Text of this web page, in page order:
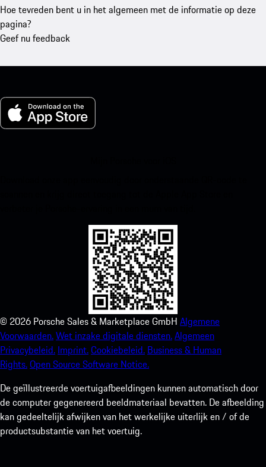
Hoe tevreden bent u in het algemeen met de informatie op deze
pagina?
Geef nu feedback
© 2026 Porsche Sales & Marketplace GmbH Algemene
Voorwaarden.Wet inzake digitale diensten.Algemeen
Privacybeleid. Imprint.Cookiebeleid. Business & Human
Rights.Open Source Software Notice.
De geïllustreerde voertuigafbeeldingen kunnen automatisch door
de computer gegenereerd beeldmateriaal bevatten. De afbeelding
kan gedeeltelijk afwijken van het werkelijke uiterlijk en / of de
productsubstantie van het voertuig.